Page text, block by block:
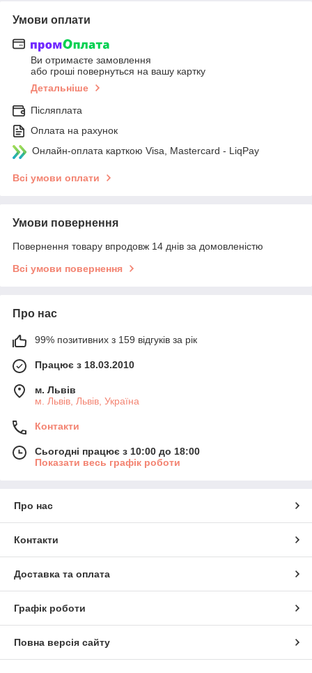
Умови оплати
Ви отримаєте замовлення
або гроші повернуться на вашу картку
Детальніше
Післяплата
Оплата на рахунок
Онлайн-оплата карткою Visa, Mastercard - LiqPay
Всі умови оплати
Умови повернення
Повернення товару впродовж 14 днів за домовленістю
Всі умови повернення
Про нас
99% позитивних з 159 відгуків за рік
Працює з 18.03.2010
м. Львів
м. Львів, Львів, Україна
Контакти
Сьогодні працює з 10:00 до 18:00
Показати весь графік роботи
Про нас
Контакти
Доставка та оплата
Графік роботи
Повна версія сайту